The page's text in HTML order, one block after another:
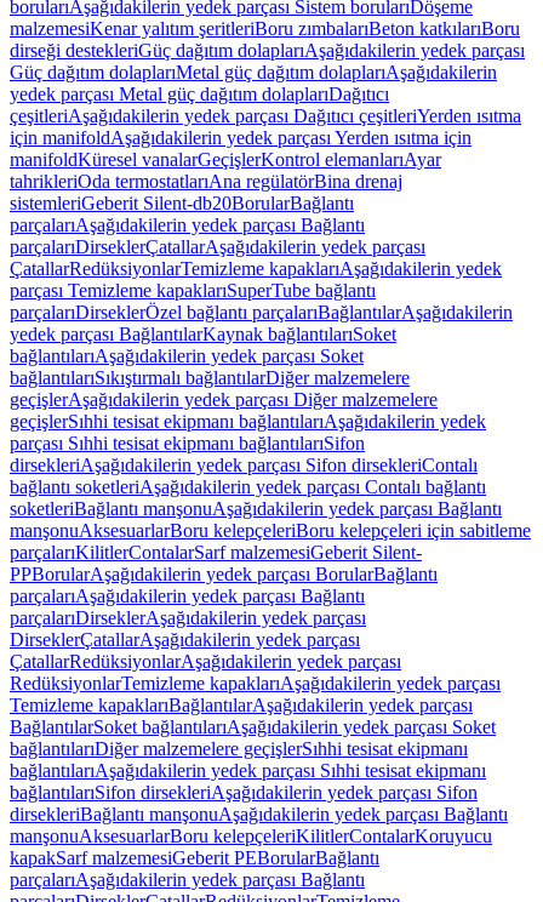
borularıAşağıdakilerin yedek parçası Sistem borularıDöşeme
malzemesiKenar yalıtım şeritleriBoru zımbalarıBeton katkılarıBoru
dirseği destekleriGüç dağıtım dolaplarıAşağıdakilerin yedek parçası
Güç dağıtım dolaplarıMetal güç dağıtım dolaplarıAşağıdakilerin
yedek parçası Metal güç dağıtım dolaplarıDağıtıcı
çeşitleriAşağıdakilerin yedek parçası Dağıtıcı çeşitleriYerden ısıtma
için manifoldAşağıdakilerin yedek parçası Yerden ısıtma için
manifoldKüresel vanalarGeçişlerKontrol elemanlarıAyar
tahrikleriOda termostatlarıAna regülatörBina drenaj
sistemleriGeberit Silent-db20BorularBağlantı
parçalarıAşağıdakilerin yedek parçası Bağlantı
parçalarıDirseklerÇatallarAşağıdakilerin yedek parçası
ÇatallarRedüksiyonlarTemizleme kapaklarıAşağıdakilerin yedek
parçası Temizleme kapaklarıSuperTube bağlantı
parçalarıDirseklerÖzel bağlantı parçalarıBağlantılarAşağıdakilerin
yedek parçası BağlantılarKaynak bağlantılarıSoket
bağlantılarıAşağıdakilerin yedek parçası Soket
bağlantılarıSıkıştırmalı bağlantılarDiğer malzemelere
geçişlerAşağıdakilerin yedek parçası Diğer malzemelere
geçişlerSıhhi tesisat ekipmanı bağlantılarıAşağıdakilerin yedek
parçası Sıhhi tesisat ekipmanı bağlantılarıSifon
dirsekleriAşağıdakilerin yedek parçası Sifon dirsekleriContalı
bağlantı soketleriAşağıdakilerin yedek parçası Contalı bağlantı
soketleriBağlantı manşonuAşağıdakilerin yedek parçası Bağlantı
manşonuAksesuarlarBoru kelepçeleriBoru kelepçeleri için sabitleme
parçalarıKilitlerContalarSarf malzemesiGeberit Silent-
PPBorularAşağıdakilerin yedek parçası BorularBağlantı
parçalarıAşağıdakilerin yedek parçası Bağlantı
parçalarıDirseklerAşağıdakilerin yedek parçası
DirseklerÇatallarAşağıdakilerin yedek parçası
ÇatallarRedüksiyonlarAşağıdakilerin yedek parçası
RedüksiyonlarTemizleme kapaklarıAşağıdakilerin yedek parçası
Temizleme kapaklarıBağlantılarAşağıdakilerin yedek parçası
BağlantılarSoket bağlantılarıAşağıdakilerin yedek parçası Soket
bağlantılarıDiğer malzemelere geçişlerSıhhi tesisat ekipmanı
bağlantılarıAşağıdakilerin yedek parçası Sıhhi tesisat ekipmanı
bağlantılarıSifon dirsekleriAşağıdakilerin yedek parçası Sifon
dirsekleriBağlantı manşonuAşağıdakilerin yedek parçası Bağlantı
manşonuAksesuarlarBoru kelepçeleriKilitlerContalarKoruyucu
kapakSarf malzemesiGeberit PEBorularBağlantı
parçalarıAşağıdakilerin yedek parçası Bağlantı